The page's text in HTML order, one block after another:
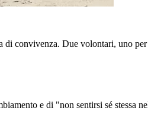
di convivenza. Due volontari, uno
e di "non sentirsi sé